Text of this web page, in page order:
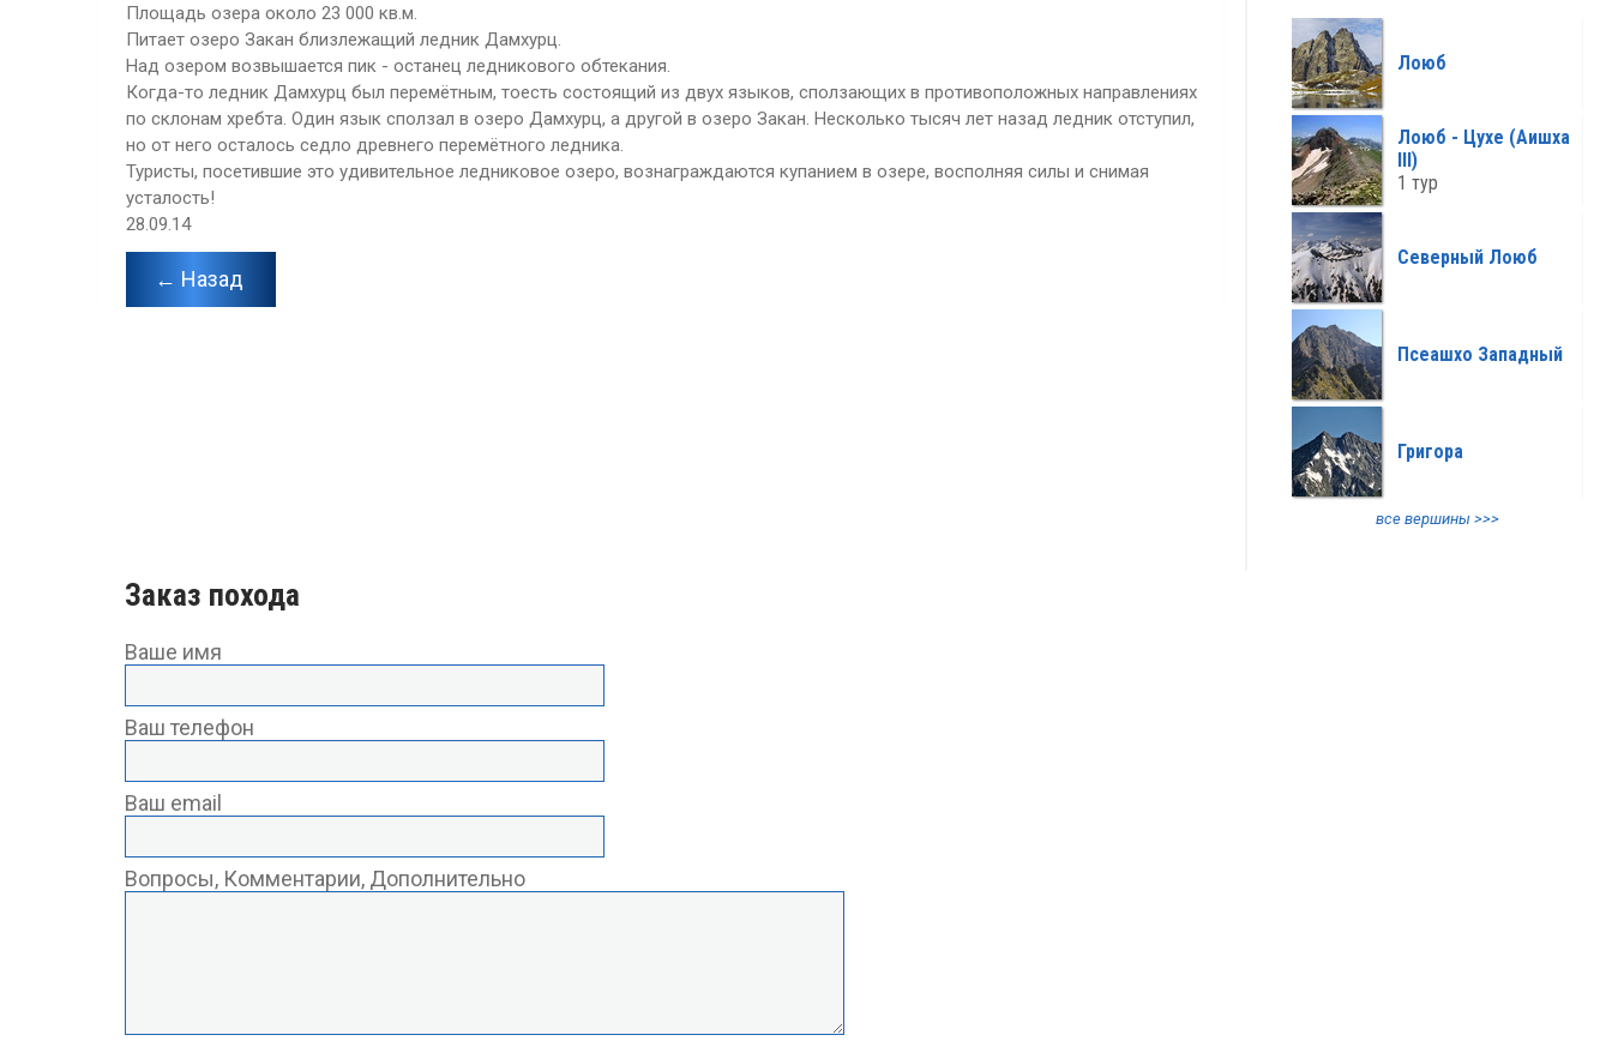
Площадь озера около 23 000 кв.м.
Питает озеро Закан близлежащий ледник Дамхурц.
Над озером возвышается пик - останец ледникового обтекания.
Когда-то ледник Дамхурц был перемётным, тоесть состоящий из двух языков, сползающих в противоположных направлениях
по склонам хребта. Один язык сползал в озеро Дамхурц, а другой в озеро Закан. Несколько тысяч лет назад ледник отступил,
но от него осталось седло древнего перемётного ледника.
Туристы, посетившие это удивительное ледниковое озеро, вознаграждаются купанием в озере, восполняя силы и снимая
усталость!
28.09.14
← Назад
Лоюб
Лоюб - Цухе (Аишха
III)
1 тур
Северный Лоюб
Псеашхо Западный
Григора
все вершины >>>
Заказ похода
Ваше имя
Ваш телефон
Ваш email
Вопросы, Комментарии, Дополнительно